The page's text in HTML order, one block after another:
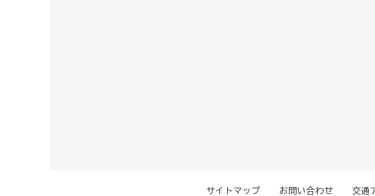
サイトマップ お問い合わせ 交通